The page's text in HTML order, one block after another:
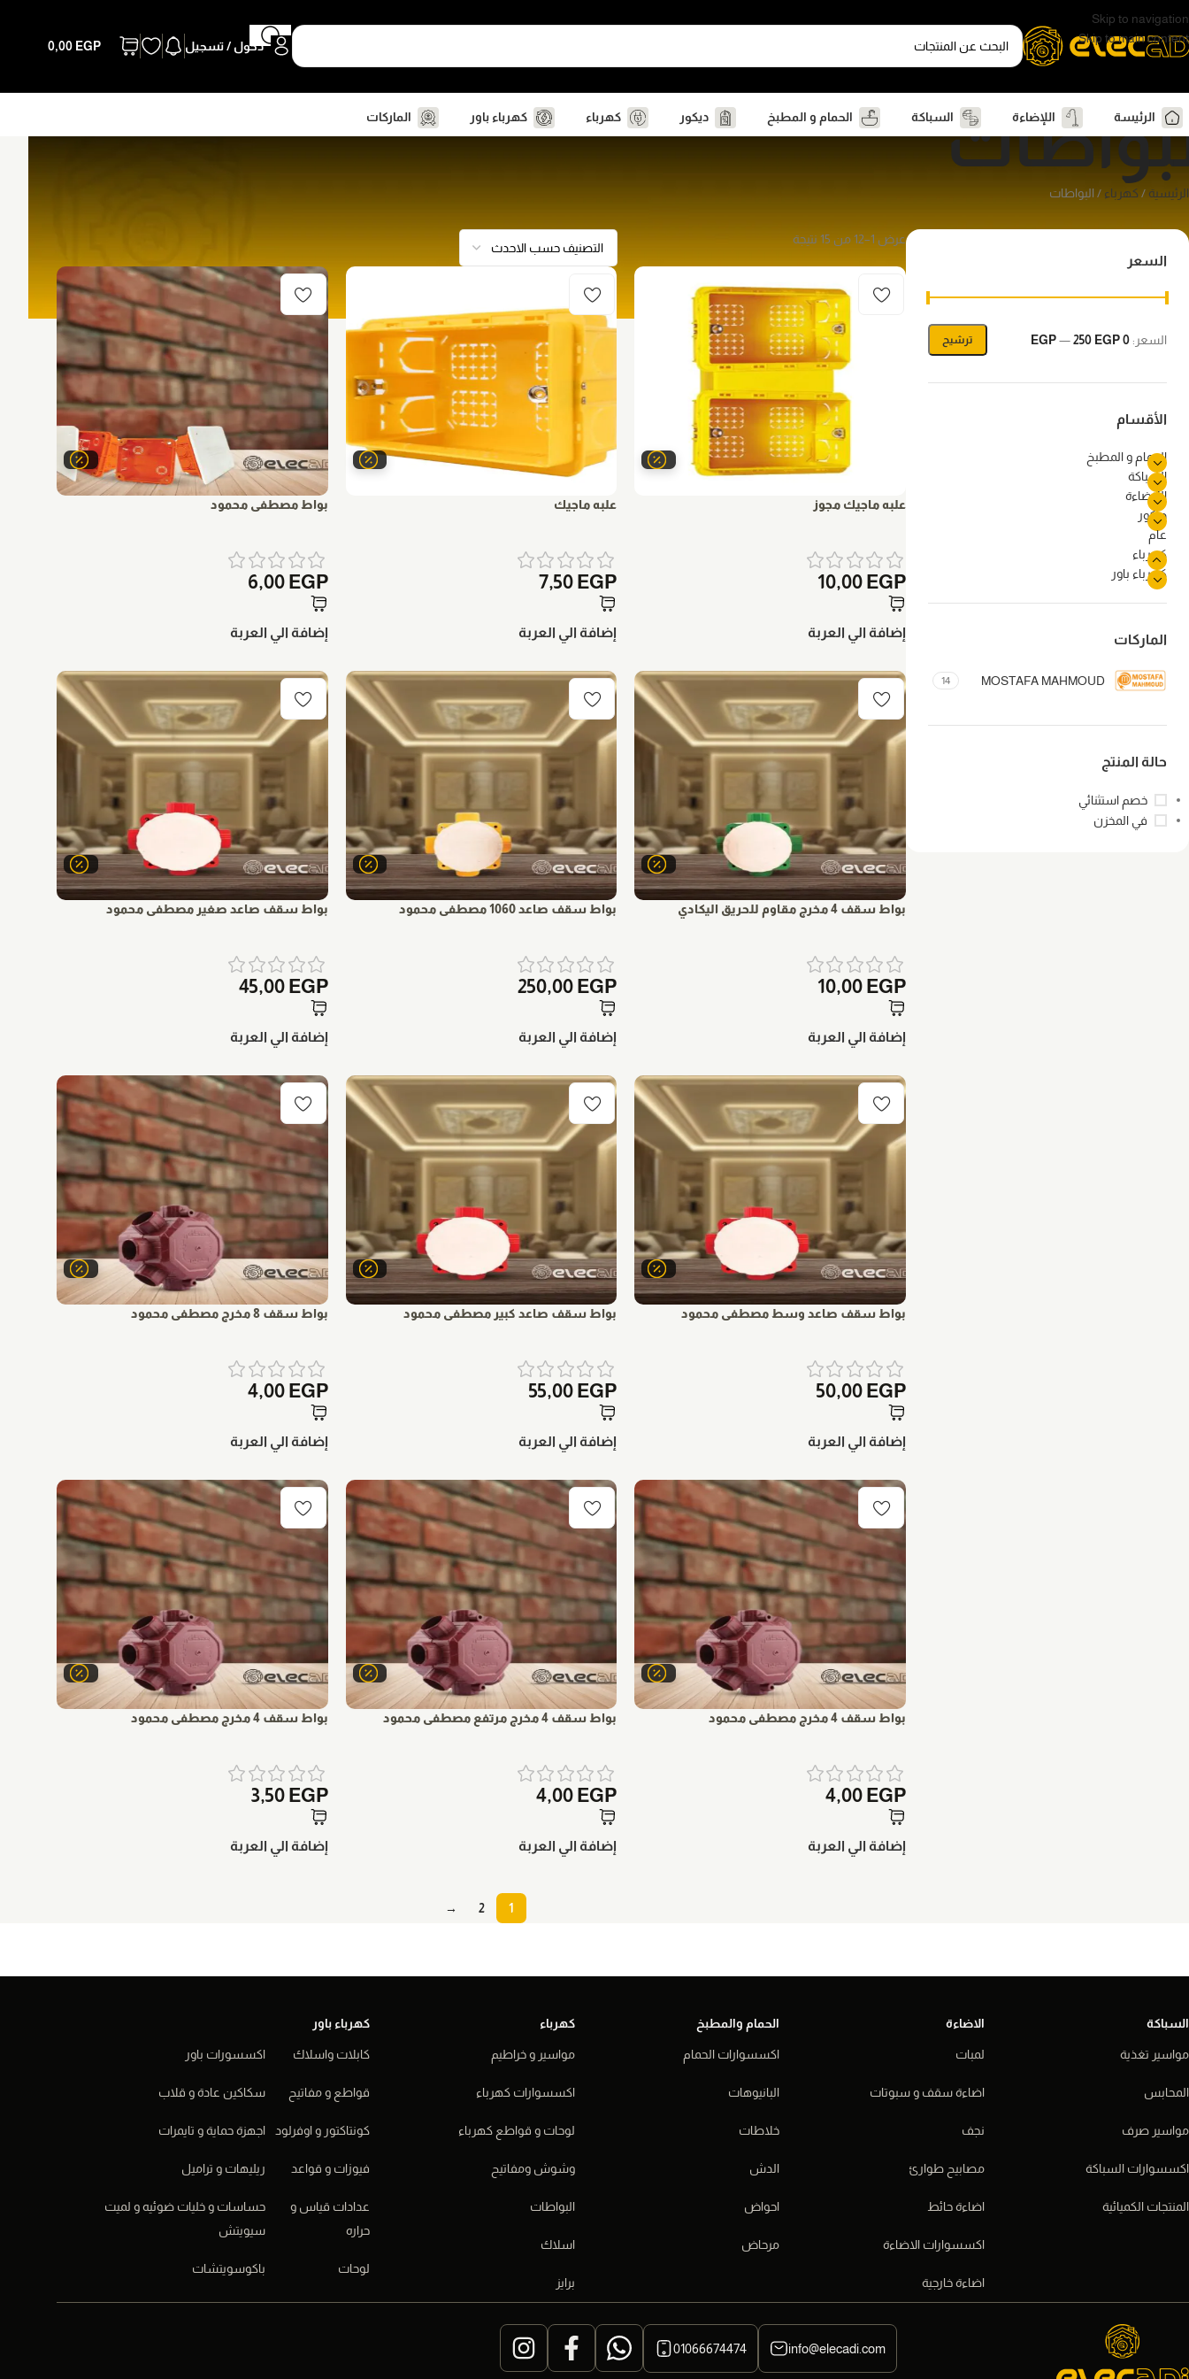
Skip to navigation
Skip to main content
دخول / تسجيل 0,00 EGP
الرئيسة اللإضاءة السباكة الحمام و المطبخ ديكور كهرباء كهرباء باور الماركات
الرئيسية كهرباء البواطات
السعر
ترشيح السعر: 0 EGP
—250 EGP
الأقسام
الحمام و المطبخ
السباكة
اللإضاءة
ديكور
عام
كهرباء
كهرباء باور
الماركات
MOSTAFA MAHMOUD
14
حالة المنتج
خصم استثنائي
في المخزن
عرض 1–12 من 15 نتيجة
علبه ماجيك مجوز
10,00 EGP
إضافة الي العربة
علبه ماجيك
7,50 EGP
إضافة الي العربة
بواط مصطفى محمود
6,00 EGP
إضافة الي العربة
بواط سقف 4 مخرج مقاوم للحريق اليكادي
10,00 EGP
إضافة الي العربة
بواط سقف صاعد 1060 مصطفى محمود
250,00 EGP
إضافة الي العربة
بواط سقف صاعد صغير مصطفى محمود
45,00 EGP
إضافة الي العربة
بواط سقف صاعد وسط مصطفى محمود
50,00 EGP
إضافة الي العربة
بواط سقف صاعد كبير مصطفى محمود
55,00 EGP
إضافة الي العربة
بواط سقف 8 مخرج مصطفى محمود
4,00 EGP
إضافة الي العربة
بواط سقف 4 مخرج مصطفى محمود
4,00 EGP
إضافة الي العربة
بواط سقف 4 مخرج مرتفع مصطفى محمود
4,00 EGP
إضافة الي العربة
بواط سقف 4 مخرج مصطفى محمود
3,50 EGP
إضافة الي العربة
1
2
→
السباكة
مواسير تغذية
المحابس
مواسير صرف
اكسسوارات السباكة
المنتجات الكميائية
الاضاءة
لمبات
اضاءة سقف و سبوتات
نجف
مصابيح طوارئ
اضاءة حائط
اكسسوارات الاضاءة
اضاءة خارجية
الحمام والمطبخ
اكسسوارات الحمام
البانيوهات
خلاطات
الدش
احواض
مرحاض
كهرباء
مواسير و خراطيم
اكسسوارات كهرباء
لوحات و قواطع كهرباء
وشوش ومفاتيح
البواطات
اسلاك
برايز
كهرباء باور
كابلات واسلاك
قواطع و مفاتيح
كونتاكتور و اوفرلود
فيوزات و قواعد
عدادات قياس و
حراره
لوحات
اكسسورات باور
سكاكين عادة و قلاب
اجهزة حماية و تايمرات
ريليهات و تراميل
حساسات و خليات ضوئيه و لميت
سيويتش
باكوسويتشات
info@elecadi.com
01066674474